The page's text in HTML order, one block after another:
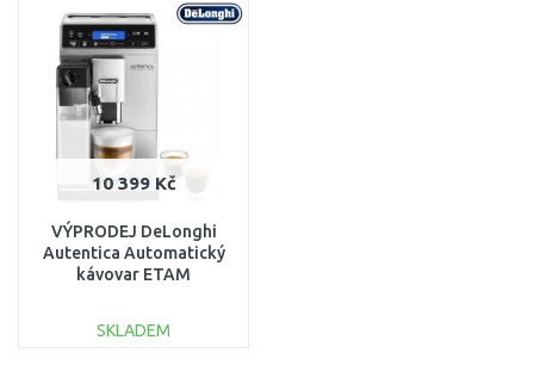
Porovnat
10 399 Kč
VÝPRODEJ DeLonghi
Autentica Automatický
kávovar ETAM
SKLADEM